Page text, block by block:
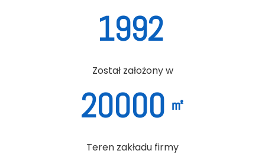
1992
Został założony w
20000 ㎡
Teren zakładu firmy